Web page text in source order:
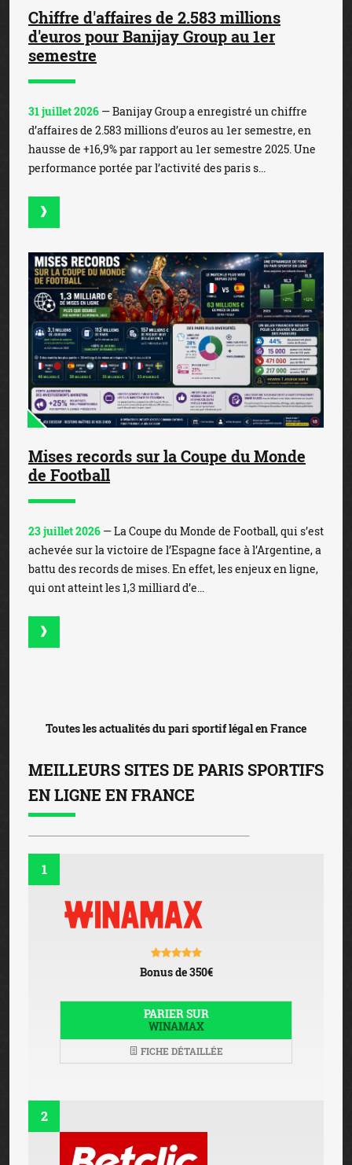
Chiffre d'affaires de 2.583 millions
d'euros pour Banijay Group au 1er
semestre
31 juillet 2026 — Banijay Group a enregistré un chiffre
d’affaires de 2.583 millions d’euros au 1er semestre, en
hausse de +16,9% par rapport au 1er semestre 2025. Une
performance portée par l’activité des paris s...
Mises records sur la Coupe du Monde
de Football
23 juillet 2026 — La Coupe du Monde de Football, qui s’est
achevée sur la victoire de l’Espagne face à l’Argentine, a
battu des records de mises. En effet, les enjeux en ligne,
qui ont atteint les 1,3 milliard d’e...
Toutes les actualités du pari sportif légal en France
MEILLEURS SITES DE PARIS SPORTIFS
EN LIGNE EN FRANCE
1
Bonus de 350€
PARIER SUR
WINAMAX
FICHE DÉTAILLÉE
2